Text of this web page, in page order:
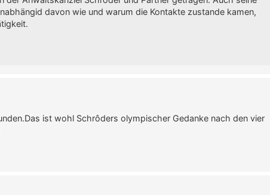
davon wie und warum die Kontakte zustande kamen,
ist wohl Schrôders olympischer Gedanke nach den vier